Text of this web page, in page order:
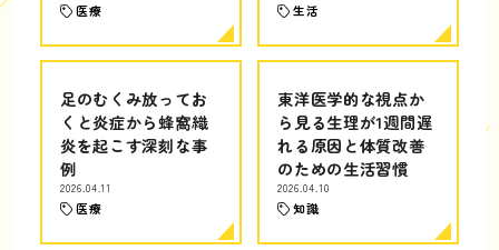
医療 生活
足のむくみ放ってお
くと炎症から蜂窩織
炎を起こす深刻な事
例
2026.04.11
医療
東洋医学的な視点か
ら見る生理が1週間遅
れる原因と体質改善
のための生活習慣
2026.04.10
知識